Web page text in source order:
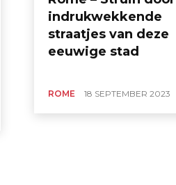
indrukwekkende
straatjes van deze
eeuwige stad
ROME 18 SEPTEMBER 2023